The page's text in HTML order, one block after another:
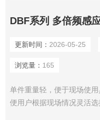
DBF系列 多倍频感
更新时间： 2026-05-25
浏览量： 165
单件重量轻，便于现场使
便用户根据现场情况灵活